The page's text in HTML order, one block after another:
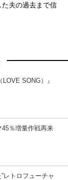
夫の過去まで信
SONG）』
％増量作戦再来
レトロフューチャ